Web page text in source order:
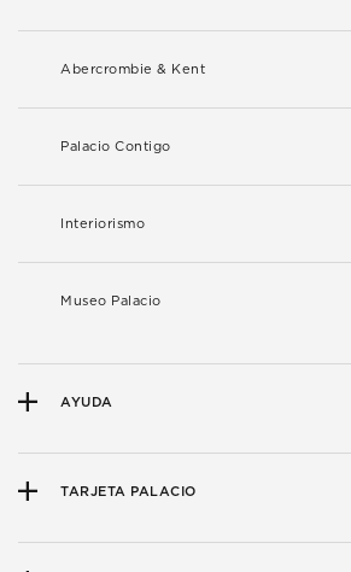
Abercrombie & Kent
Palacio Contigo
Interiorismo
Museo Palacio
AYUDA
TARJETA PALACIO